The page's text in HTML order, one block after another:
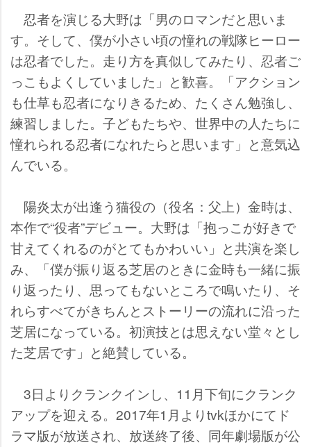
忍者を演じる大野は「男のロマンだと思いま
す。そして、僕が小さい頃の憧れの戦隊ヒーロー
は忍者でした。走り方を真似してみたり、忍者ご
っこもよくしていました」と歓喜。「アクション
も仕草も忍者になりきるため、たくさん勉強し、
練習しました。子どもたちや、世界中の人たちに
憧れられる忍者になれたらと思います」と意気込
んでいる。
陽炎太が出逢う猫役の（役名：父上）金時は、
本作で“役者”デビュー。大野は「抱っこが好きで
甘えてくれるのがとてもかわいい」と共演を楽し
み、「僕が振り返る芝居のときに金時も一緒に振
り返ったり、思ってもないところで鳴いたり、そ
れらすべてがきちんとストーリーの流れに沿った
芝居になっている。初演技とは思えない堂々とし
た芝居です」と絶賛している。
3日よりクランクインし、11月下旬にクランク
アップを迎える。2017年1月よりtvkほかにてド
ラマ版が放送され、放送終了後、同年劇場版が公